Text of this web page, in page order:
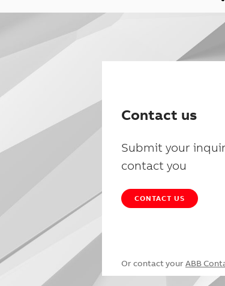
Contact us
Submit your
contact you
CONTACT US
Or contact your ABB